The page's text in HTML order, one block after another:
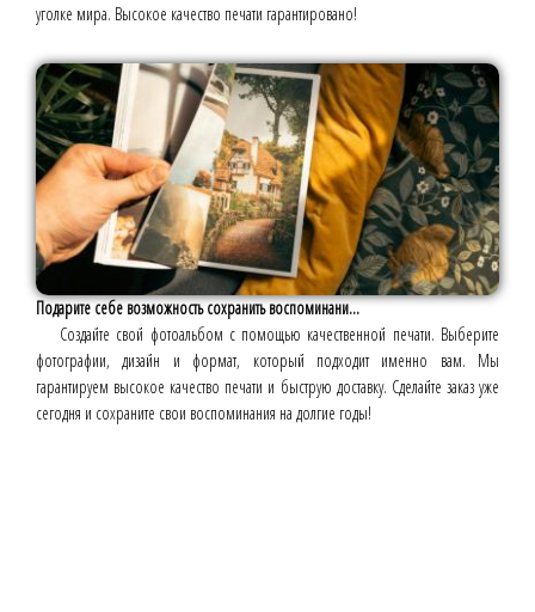
уголке мира. Высокое качество печати гарантировано!
Подарите себе возможность сохранить воспоминани...
Создайте свой фотоальбом с помощью качественной печати. Выберите
фотографии, дизайн и формат, который подходит именно вам. Мы
гарантируем высокое качество печати и быструю доставку. Сделайте заказ уже
сегодня и сохраните свои воспоминания на долгие годы!